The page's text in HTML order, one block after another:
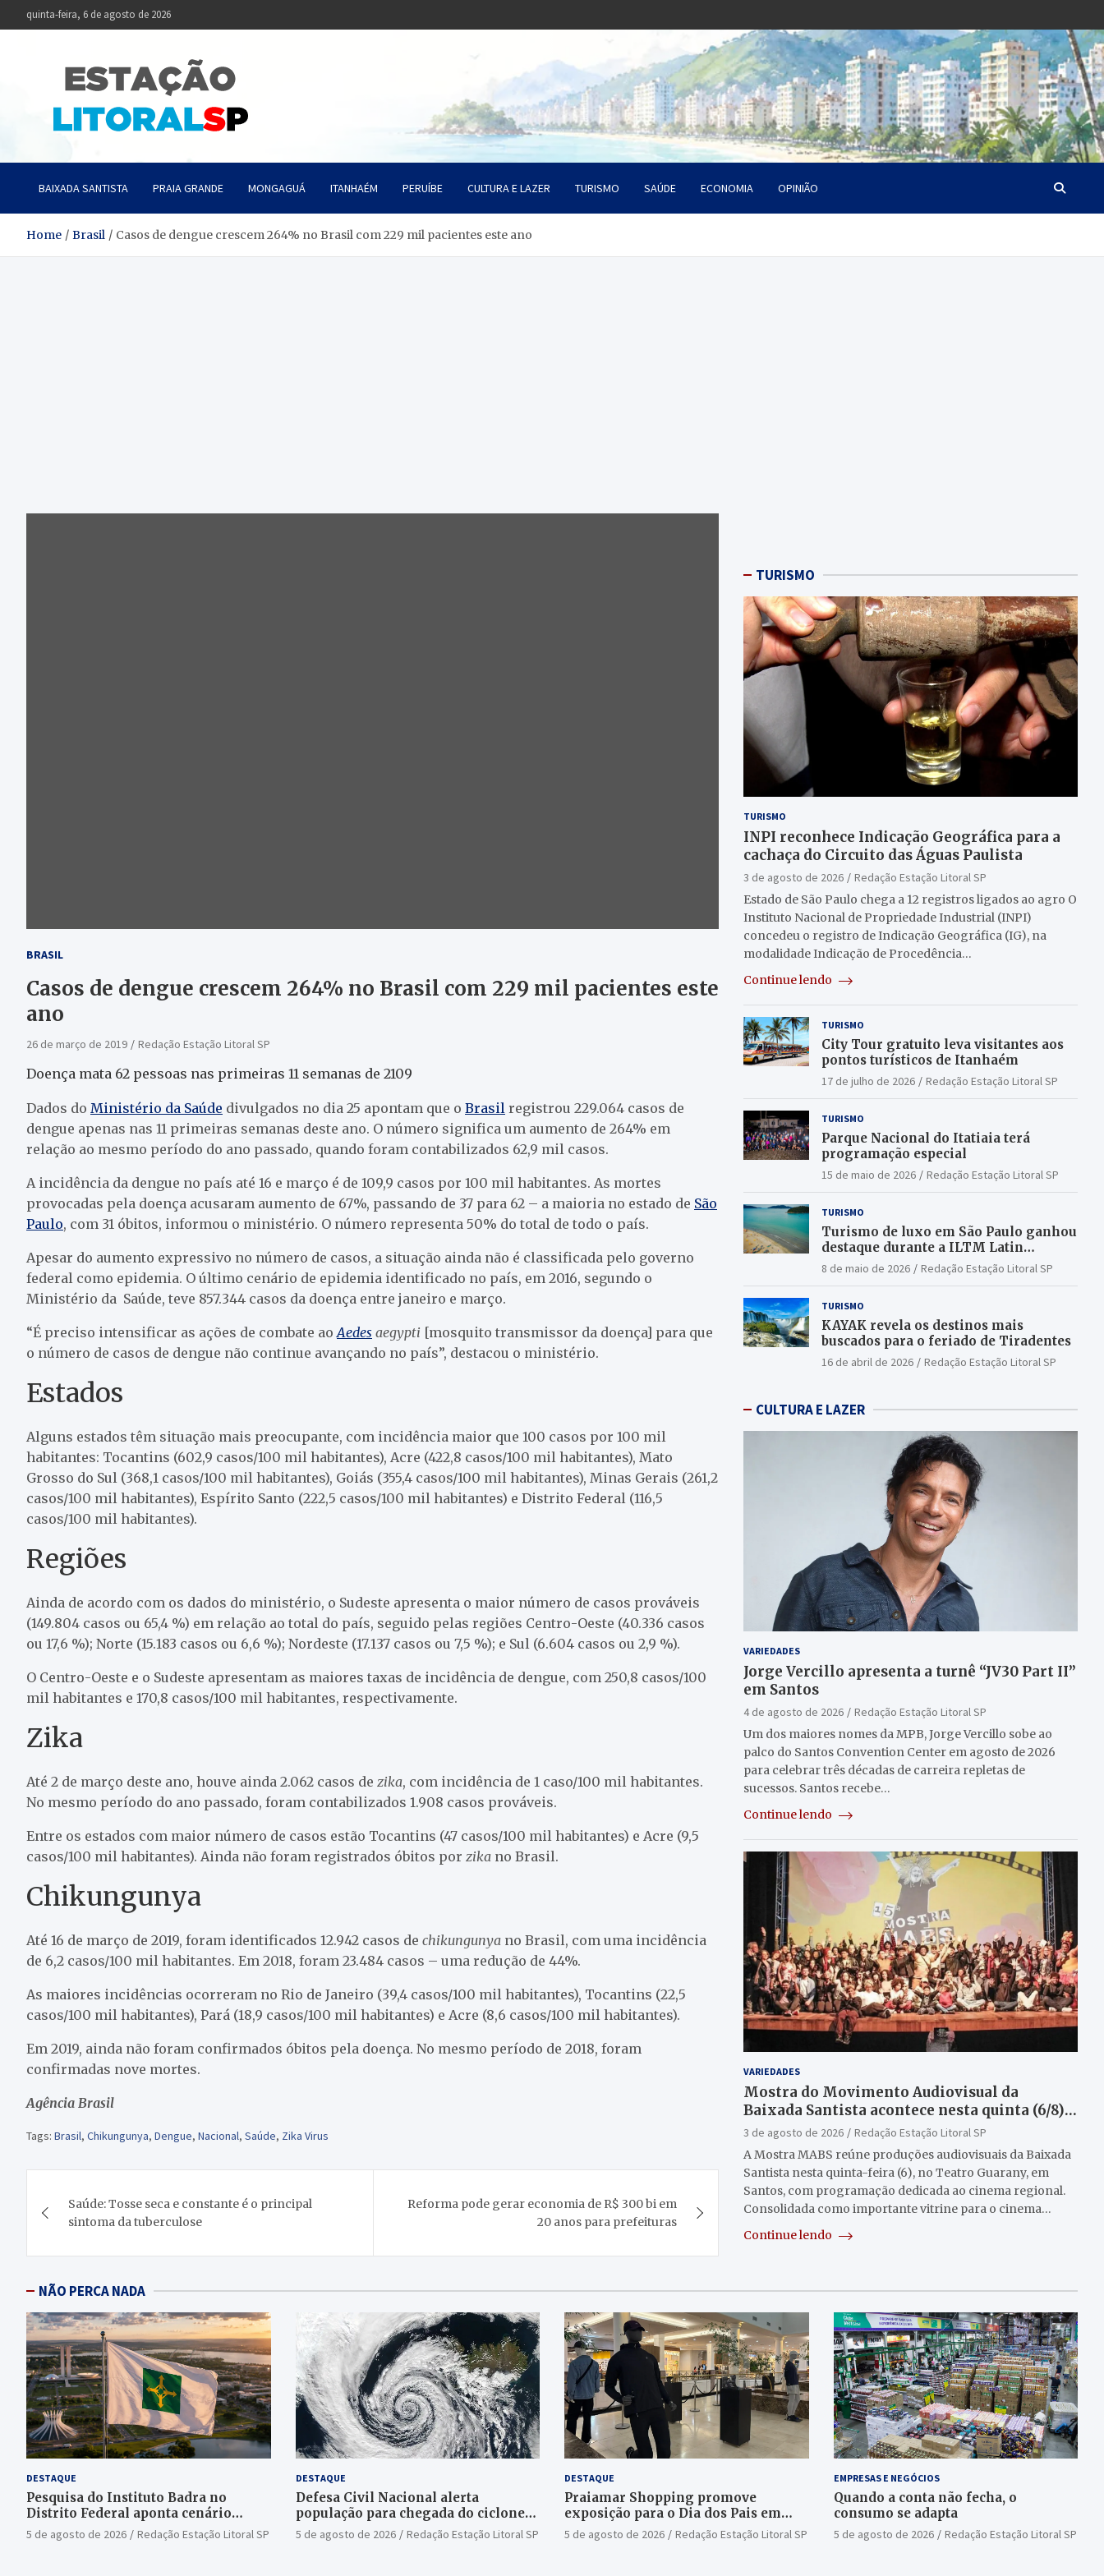
to
quinta-feira, 6 de agosto de 2026
Estação Litoral SP
BAIXADA SANTISTA PRAIA GRANDE MONGAGUÁ ITANHAÉM PERUÍBE CULTURA E LAZER TURISMO SAÚDE ECONOMIA OPINIÃO
Home Brasil Casos de dengue crescem 264% no Brasil com 229 mil pacientes este ano
BRASIL
Casos de dengue crescem 264% no Brasil com 229 mil pacientes este
ano
26 de março de 2019 Redação Estação Litoral SP
Doença mata 62 pessoas nas primeiras 11 semanas de 2109
Dados do Ministério da Saúde divulgados no dia 25 apontam que o Brasil registrou 229.064 casos de
dengue apenas nas 11 primeiras semanas deste ano. O número significa um aumento de 264% em
relação ao mesmo período do ano passado, quando foram contabilizados 62,9 mil casos.
A incidência da dengue no país até 16 e março é de 109,9 casos por 100 mil habitantes. As mortes
provocadas pela doença acusaram aumento de 67%, passando de 37 para 62 – a maioria no estado de São
Paulo, com 31 óbitos, informou o ministério. O número representa 50% do total de todo o país.
Apesar do aumento expressivo no número de casos, a situação ainda não é classificada pelo governo
federal como epidemia. O último cenário de epidemia identificado no país, em 2016, segundo o
Ministério da Saúde, teve 857.344 casos da doença entre janeiro e março.
“É preciso intensificar as ações de combate ao Aedes aegypti [mosquito transmissor da doença] para que
o número de casos de dengue não continue avançando no país”, destacou o ministério.
Estados
Alguns estados têm situação mais preocupante, com incidência maior que 100 casos por 100 mil
habitantes: Tocantins (602,9 casos/100 mil habitantes), Acre (422,8 casos/100 mil habitantes), Mato
Grosso do Sul (368,1 casos/100 mil habitantes), Goiás (355,4 casos/100 mil habitantes), Minas Gerais (261,2
casos/100 mil habitantes), Espírito Santo (222,5 casos/100 mil habitantes) e Distrito Federal (116,5
casos/100 mil habitantes).
Regiões
Ainda de acordo com os dados do ministério, o Sudeste apresenta o maior número de casos prováveis
(149.804 casos ou 65,4 %) em relação ao total do país, seguido pelas regiões Centro-Oeste (40.336 casos
ou 17,6 %); Norte (15.183 casos ou 6,6 %); Nordeste (17.137 casos ou 7,5 %); e Sul (6.604 casos ou 2,9 %).
O Centro-Oeste e o Sudeste apresentam as maiores taxas de incidência de dengue, com 250,8 casos/100
mil habitantes e 170,8 casos/100 mil habitantes, respectivamente.
Zika
Até 2 de março deste ano, houve ainda 2.062 casos de zika, com incidência de 1 caso/100 mil habitantes.
No mesmo período do ano passado, foram contabilizados 1.908 casos prováveis.
Entre os estados com maior número de casos estão Tocantins (47 casos/100 mil habitantes) e Acre (9,5
casos/100 mil habitantes). Ainda não foram registrados óbitos por zika no Brasil.
Chikungunya
Até 16 de março de 2019, foram identificados 12.942 casos de chikungunya no Brasil, com uma incidência
de 6,2 casos/100 mil habitantes. Em 2018, foram 23.484 casos – uma redução de 44%.
As maiores incidências ocorreram no Rio de Janeiro (39,4 casos/100 mil habitantes), Tocantins (22,5
casos/100 mil habitantes), Pará (18,9 casos/100 mil habitantes) e Acre (8,6 casos/100 mil habitantes).
Em 2019, ainda não foram confirmados óbitos pela doença. No mesmo período de 2018, foram
confirmadas nove mortes.
Agência Brasil
Tags: Brasil, Chikungunya, Dengue, Nacional, Saúde, Zika Virus
de
Post
Saúde: Tosse seca e constante é o principal
sintoma da tuberculose
Reforma pode gerar economia de R$ 300 bi em
20 anos para prefeituras
TURISMO
TURISMO
INPI reconhece Indicação Geográfica para a
cachaça do Circuito das Águas Paulista
3 de agosto de 2026
Redação Estação Litoral SP
Estado de São Paulo chega a 12 registros ligados ao agro O
Instituto Nacional de Propriedade Industrial (INPI)
concedeu o registro de Indicação Geográfica (IG), na
modalidade Indicação de Procedência…
Continue lendo
TURISMO
City Tour gratuito leva visitantes aos
pontos turísticos de Itanhaém
17 de julho de 2026 Redação Estação Litoral SP
TURISMO
Parque Nacional do Itatiaia terá
programação especial
15 de maio de 2026 Redação Estação Litoral SP
TURISMO
Turismo de luxo em São Paulo ganhou
destaque durante a ILTM Latin
America 2026
8 de maio de 2026 Redação Estação Litoral SP
TURISMO
KAYAK revela os destinos mais
buscados para o feriado de Tiradentes
16 de abril de 2026 Redação Estação Litoral SP
CULTURA E LAZER
VARIEDADES
Jorge Vercillo apresenta a turnê “JV30 Part II”
em Santos
4 de agosto de 2026
Redação Estação Litoral SP
Um dos maiores nomes da MPB, Jorge Vercillo sobe ao
palco do Santos Convention Center em agosto de 2026
para celebrar três décadas de carreira repletas de
sucessos. Santos recebe…
Continue lendo
VARIEDADES
Mostra do Movimento Audiovisual da
Baixada Santista acontece nesta quinta (6/8)
no Teatro Guarany
3 de agosto de 2026
Redação Estação Litoral SP
A Mostra MABS reúne produções audiovisuais da Baixada
Santista nesta quinta-feira (6), no Teatro Guarany, em
Santos, com programação dedicada ao cinema regional.
Consolidada como importante vitrine para o cinema…
Continue lendo
NÃO PERCA NADA
DESTAQUE
Pesquisa do Instituto Badra no
Distrito Federal aponta cenário
aberto para o Senado
5 de agosto de 2026 Redação Estação Litoral SP
DESTAQUE
Defesa Civil Nacional alerta
população para chegada do ciclone
bomba
5 de agosto de 2026 Redação Estação Litoral SP
DESTAQUE
Praiamar Shopping promove
exposição para o Dia dos Pais em
Santos
5 de agosto de 2026 Redação Estação Litoral SP
EMPRESAS E NEGÓCIOS
Quando a conta não fecha, o
consumo se adapta
5 de agosto de 2026 Redação Estação Litoral SP